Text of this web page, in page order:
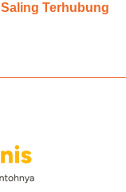
Terhubung